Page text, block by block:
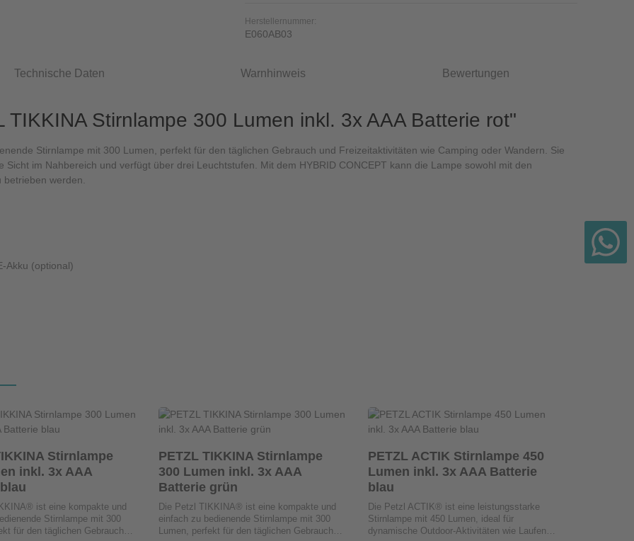
Herstellernummer:
E060AB03
Technische Daten Warnhinweis Bewertungen
Stirnlampe 300 Lumen inkl. 3x AAA Batterie rot"
Stirnlampe mit 300 Lumen, perfekt für den täglichen Gebrauch und Freizeitaktivitäten wie Camping oder Wandern. Sie
im Nahbereich und verfügt über drei Leuchtstufen. Mit dem HYBRID CONCEPT kann die Lampe sowohl mit den
werden.
Akku (optional)
Wert ein oder benutze die Schaltflächen um die Anzahl zu erhöhen oder zu
Anzahl: Gib den gewünschten Wert ein oder benutze die Schaltflächen um die
Stck
Stirnlampe
inkl. 3x AAA
ist eine kompakte und
Stirnlampe mit 300
für den täglichen Gebrauch
Produkt Anzahl: Gib den gewünschten Wert ein oder
Stck
PETZL TIKKINA Stirnlampe
300 Lumen inkl. 3x AAA
Batterie grün
Die Petzl TIKKINA® ist eine kompakte und
einfach zu bedienende Stirnlampe mit 300
Lumen, perfekt für den täglichen Gebrauch
Produkt Anzahl: Gib den
Stck
PETZL ACTIK Stirnlampe 450
Lumen inkl. 3x AAA Batterie
blau
Die Petzl ACTIK® ist eine leistungsstarke
Stirnlampe mit 450 Lumen, ideal für
dynamische Outdoor-Aktivitäten wie Laufen,